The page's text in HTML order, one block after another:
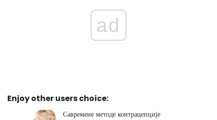
ad
Enjoy other users choice:
Савремене методе контрацепције